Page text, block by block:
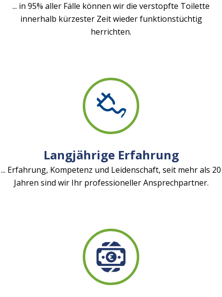
... in 95% aller Fälle können wir die verstopfte Toilette
innerhalb kürzester Zeit wieder funktionstüchtig
herrichten.
Langjährige Erfahrung
... Erfahrung, Kompetenz und Leidenschaft, seit mehr als 20
Jahren sind wir Ihr professioneller Ansprechpartner.